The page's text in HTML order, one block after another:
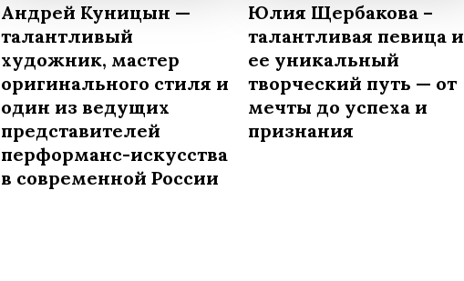
Андрей Куницын —
талантливый
художник, мастер
оригинального стиля и
один из ведущих
представителей
перформанс-искусства
в современной России
Юлия Щербакова –
талантливая певица и
ее уникальный
творческий путь — от
мечты до успеха и
признания